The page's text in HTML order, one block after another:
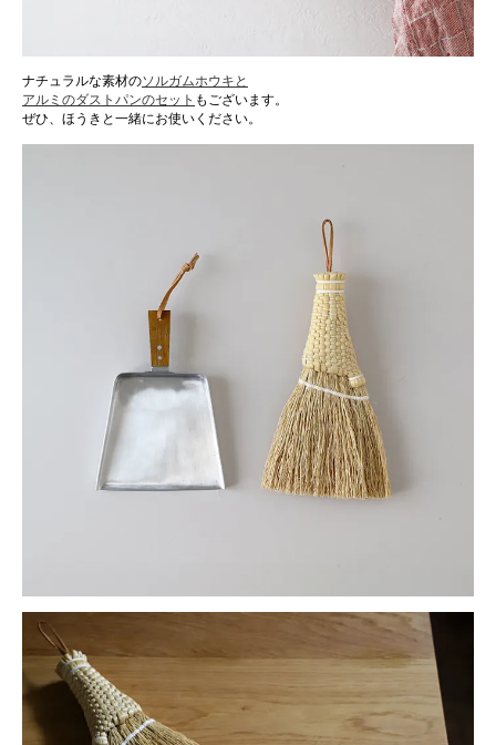
ナチュラルな素材のソルガムホウキと
アルミのダストパンのセット もございます。
ぜひ、ほうきと一緒にお使いください。